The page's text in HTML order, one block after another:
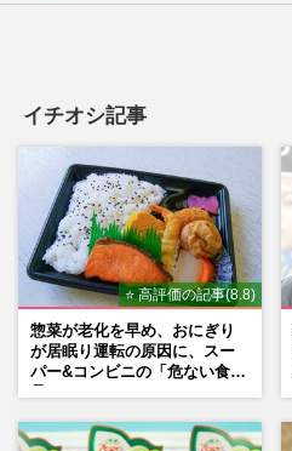
イチオシ記事
⭐ 高評価の記事(8.8)
惣菜が老化を早め、おにぎり
が居眠り運転の原因に、スー
パー&コンビニの「危ない食